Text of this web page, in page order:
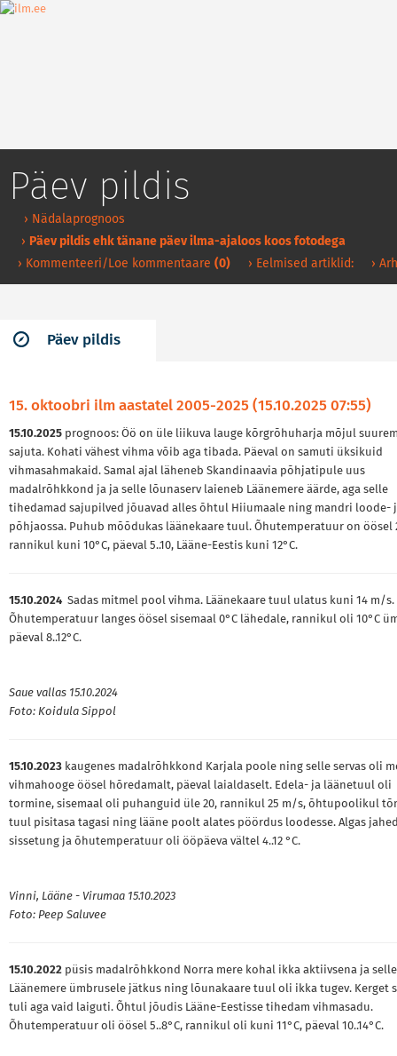
Päev pildis
› Nädalaprognoos
› Päev pildis ehk tänane päev ilma-ajaloos koos fotodega
› Kommenteeri/Loe kommentaare (0) › Eelmised artiklid: ›
Päev pildis
15. oktoobri ilm aastatel 2005-2025 (15.10.2025 07:55)
15.10.2025 prognoos: Öö on üle liikuva lauge kõrgrõhuharja mõjul
sajuta. Kohati vähest vihma võib aga tibada. Päeval on samuti üksikuid
vihmasahmakaid. Samal ajal läheneb Skandinaavia põhjatipule uus
madalrõhkkond ja ja selle lõunaserv laieneb Läänemere äärde, aga selle
tihedamad sajupilved jõuavad alles õhtul Hiiumaale ning mandri loode-
põhjaossa. Puhub mõõdukas läänekaare tuul. Õhutemperatuur on öösel
rannikul kuni 10°C, päeval 5..10, Lääne-Eestis kuni 12°C.
15.10.2024 Sadas mitmel pool vihma. Läänekaare tuul ulatus kuni 14 m/s.
Õhutemperatuur langes öösel sisemaal 0°C lähedale, rannikul oli 10°C
päeval 8..12°C.
Saue vallas 15.10.2024
Foto: Koidula Sippol
15.10.2023 kaugenes madalrõhkkond Karjala poole ning selle servas oli
vihmahooge öösel hõredamalt, päeval laialdaselt. Edela- ja läänetuul oli
tormine, sisemaal oli puhanguid üle 20, rannikul 25 m/s, õhtupoolikul
tuul pisitasa tagasi ning lääne poolt alates pöördus loodesse. Algas
sissetung ja õhutemperatuur oli ööpäeva vältel 4..12 °C.
Vinni, Lääne - Virumaa 15.10.2023
Foto: Peep Saluvee
15.10.2022 püsis madalrõhkkond Norra mere kohal ikka aktiivsena ja
Läänemere ümbrusele jätkus ning lõunakaare tuul oli ikka tugev. Kerget
tuli aga vaid laiguti. Õhtul jõudis Lääne-Eestisse tihedam vihmasadu.
Õhutemperatuur oli öösel 5..8°C, rannikul oli kuni 11°C, päeval 10..14°C.